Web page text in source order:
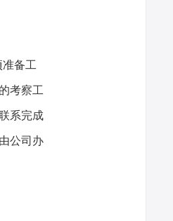
备工
考察工
系完成
公司办